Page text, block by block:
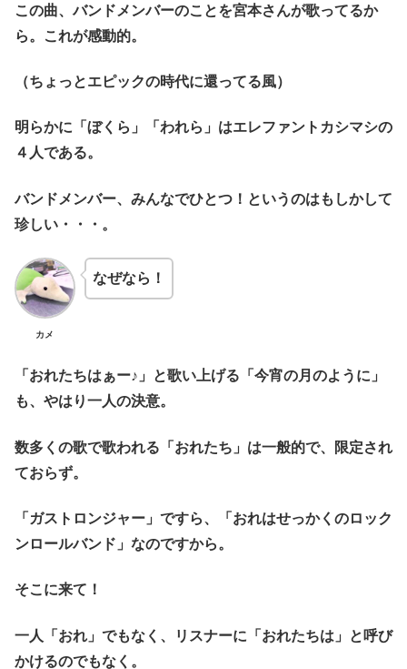
この曲、バンドメンバーのことを宮本さんが歌ってるか
ら。これが感動的。
（ちょっとエピックの時代に還ってる風）
明らかに「ぼくら」「われら」はエレファントカシマシの
４人である。
バンドメンバー、みんなでひとつ！というのはもしかして
珍しい・・・。
カメ
なぜなら！
「おれたちはぁー♪」と歌い上げる「今宵の月のように」
も、やはり一人の決意。
数多くの歌で歌われる「おれたち」は一般的で、限定され
ておらず。
「ガストロンジャー」ですら、「おれはせっかくのロック
ンロールバンド」なのですから。
そこに来て！
一人「おれ」でもなく、リスナーに「おれたちは」と呼び
かけるのでもなく。